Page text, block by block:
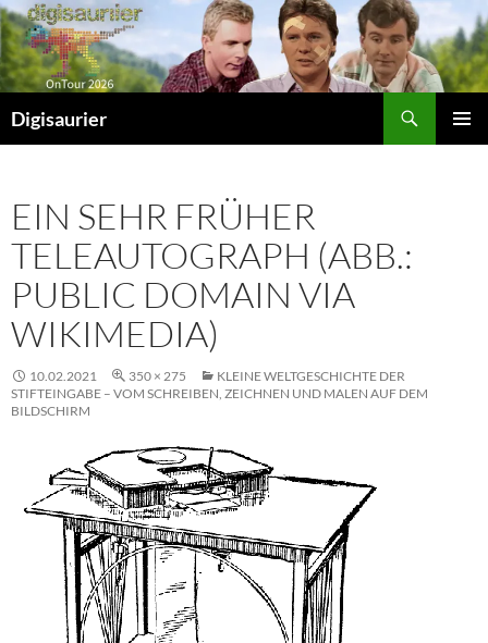
Zum
Inhalt
springen
Digisaurier
EIN SEHR FRÜHER
TELEAUTOGRAPH (ABB.:
PUBLIC DOMAIN VIA
WIKIMEDIA)
10.02.2021 350 × 275
KLEINE WELTGESCHICHTE DER
STIFTEINGABE – VOM SCHREIBEN, ZEICHNEN UND MALEN AUF DEM
BILDSCHIRM